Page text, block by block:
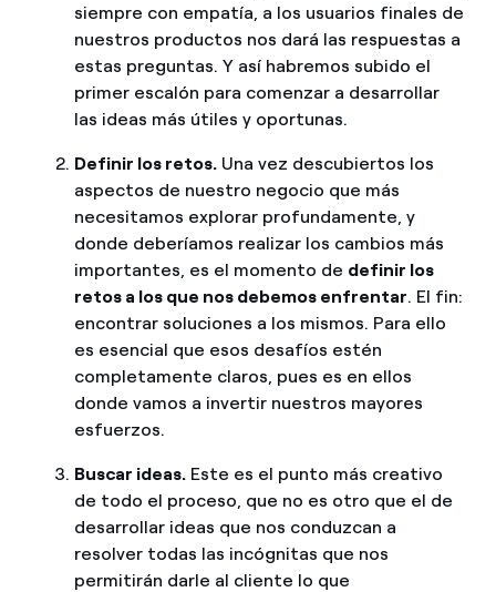
siempre con empatía, a los usuarios finales de
nuestros productos nos dará las respuestas a
estas preguntas. Y así habremos subido el
primer escalón para comenzar a desarrollar
las ideas más útiles y oportunas.
Definir los retos.Una vez descubiertos los
aspectos de nuestro negocio que más
necesitamos explorar profundamente, y
donde deberíamos realizar los cambios más
importantes, es el momento de definir los
retos a los que nos debemos enfrentar. El fin:
encontrar soluciones a los mismos. Para ello
es esencial que esos desafíos estén
completamente claros, pues es en ellos
donde vamos a invertir nuestros mayores
esfuerzos.
Buscar ideas.Este es el punto más creativo
de todo el proceso, que no es otro que el de
desarrollar ideas que nos conduzcan a
resolver todas las incógnitas que nos
permitirán darle al cliente lo que